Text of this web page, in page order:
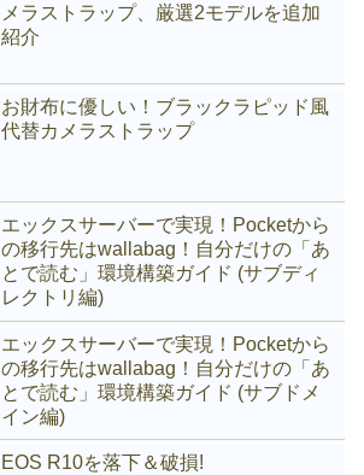
メラストラップ、厳選2モデルを追加
紹介
お財布に優しい！ブラックラピッド風
代替カメラストラップ
エックスサーバーで実現！Pocketから
の移行先はwallabag！自分だけの「あ
とで読む」環境構築ガイド (サブディ
レクトリ編)
エックスサーバーで実現！Pocketから
の移行先はwallabag！自分だけの「あ
とで読む」環境構築ガイド (サブドメ
イン編)
EOS R10を落下＆破損!